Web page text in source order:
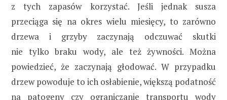
z tych zapasów korzystać. Jeśli jednak susza
przeciąga się na okres wielu miesięcy, to zarówno
drzewa i grzyby zaczynają odczuwać skutki
nie tylko braku wody, ale też żywności. Można
powiedzieć, że zaczynają głodować. W przypadku
drzew powoduje to ich osłabienie, większą podatność
na patogeny czy ograniczanie transportu wody